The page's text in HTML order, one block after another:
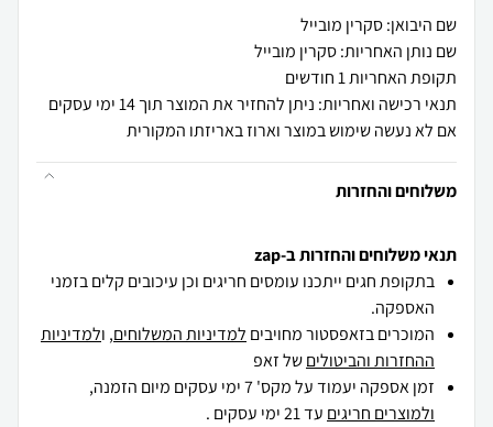
שם היבואן: סקרין מובייל
שם נותן האחריות: סקרין מובייל
תקופת האחריות 1 חודשים
תנאי רכישה ואחריות: ניתן להחזיר את המוצר תוך 14 ימי עסקים
אם לא נעשה שימוש במוצר וארוז באריזתו המקורית
משלוחים והחזרות
תנאי משלוחים והחזרות ב-zap
בתקופת חגים ייתכנו עומסים חריגים וכן עיכובים קלים בזמני
האספקה.
המוכרים בזאפסטור מחויבים למדיניות המשלוחים, ולמדיניות
ההחזרות והביטוליםשל זאפ
זמן אספקה יעמוד על מקס' 7 ימי עסקים מיום הזמנה,
ולמוצרים חריגים עד 21 ימי עסקים .